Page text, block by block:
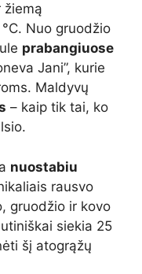
žiemą
Nuo gruodžio
prabangiuose
Jani”, kurie
Maldyvų
– kaip tik tai, ko
nuostabiu
rausvo
gruodžio ir kovo
siekia 25
šį atogrąžų